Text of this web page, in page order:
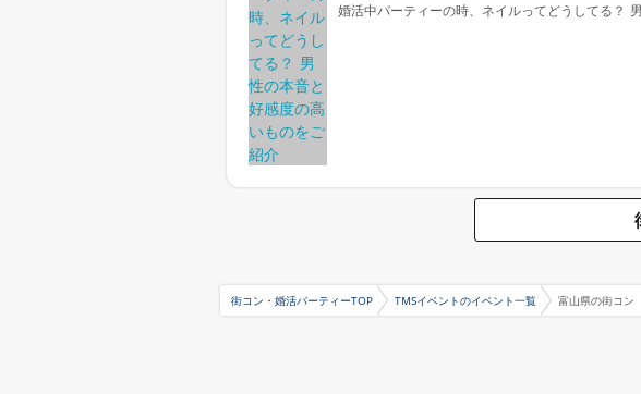
婚活中パーティーの時、ネイルってどうしてる？
街コン・婚活パーティーTOP TMSイベントのイベント一覧 富山県の街コン